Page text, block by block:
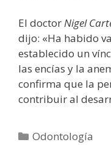
El doctorNigel
dijo: «Ha habido
establecido un
las encías y la
confirma que la
contribuir al
Categorías
Odontología